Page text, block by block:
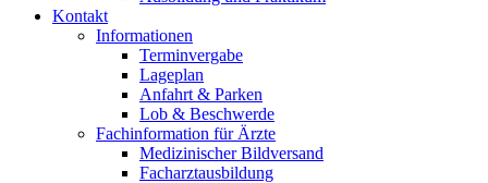
Kontakt
Informationen
Terminvergabe
Lageplan
Anfahrt & Parken
Lob & Beschwerde
Fachinformation für Ärzte
Medizinischer Bildversand
Facharztausbildung